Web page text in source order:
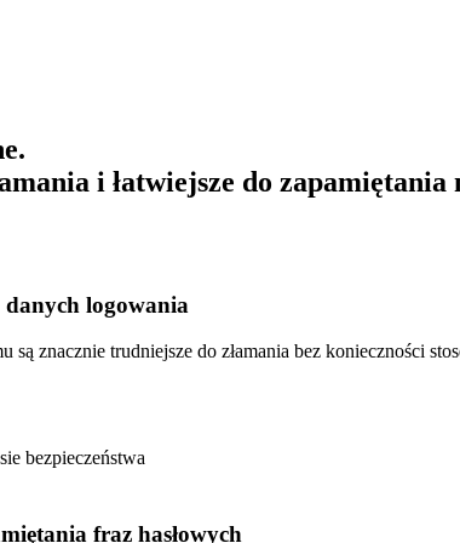
i łatwiejsze do zapamiętania
danych logowania
są znacznie trudniejsze do złamania bez konieczności
bezpieczeństwa
fraz hasłowych